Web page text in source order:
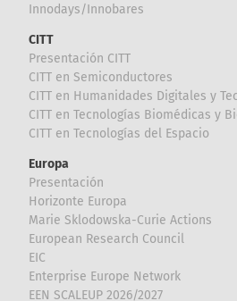
Innodays/Innobares
CITT
Presentación CITT
CITT en Semiconductores
CITT en Humanidades Digitales y
CITT en Tecnologías Biomédicas y
CITT en Tecnologías del Espacio
Europa
Presentación
Horizonte Europa
Marie Sklodowska-Curie Actions
European Research Council
EIC
Enterprise Europe Network
EEN SCALEUP 2026/2027